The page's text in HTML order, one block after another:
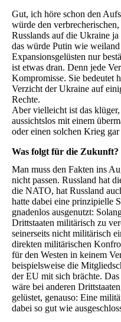
Gut, ich höre schon den
würde den
Russlands auf die Ukraine
das würde Putin wie
Expansionsgelüsten nur
ist etwas dran. Denn jede
Kompromisse. Sie bedeutet
Verzicht der Ukraine auf
Rechte.
Aber vielleicht ist das
aussichtslos mit einem
oder einen solchen Krieg
Was folgt für die Zukunft?
Man muss den Fakten ins
nicht passen. Russland hat
die NATO, hat Russland
hatte dabei eine prinzipielle
gnadenlos ausgenutzt:
Drittstaaten militärisch zu
seinerseits nicht militärisch
direkten militärischen
für den Westen in keinem
beispielsweise die
der EU mit sich brächte.
wäre bei anderen
gelüstet, genauso: Eine
dabei so gut wie